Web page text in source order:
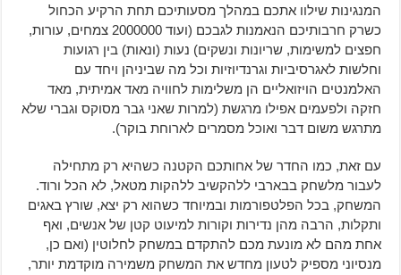
המנגינות שילוו אתכם במהלך מסעותיכם תחת הרקיע הכחול
כשרק חרבותיכם הנאמנות לגבכם (ועוד 2000000 צמחים, עורות,
חפצים למשימות, שריונות ונשקים) נעות (ונאות) בין רגועות
וחלשות לאגרסיביות וגרנדיוזיות וכל מה שביניהן ויחד עם
האלמנטים הויזואליים הן משלימות לחוויה מאד אמיתית, מאד
חזקה ולפעמים אפילו מרגשת (למרות שאני גבר מסוקס וגברי שלא
מתרגש משום דבר ואוכל מסמרים לארוחת בוקר).
עם זאת, כמו החדר של אחותכם הקטנה כשהיא רק מתחילה
לעבור מלשחק בבארבי ללהקשיב ללהקות מטאל, לא הכל ורוד.
המשחק, בכל הפלטפורמות ובמיוחד כשהוא רק יצא, שורץ באגים
ותקלות, הרבה מהן נדירות וקורות למיעוט קטן של אנשים, ואף
אחת מהם לא מונעת מכם להתקדם במשחק לחלוטין (ואם כן,
מנסיוני מספיק לטעון מחדש את המשחק משמירה מוקדמת יותר,